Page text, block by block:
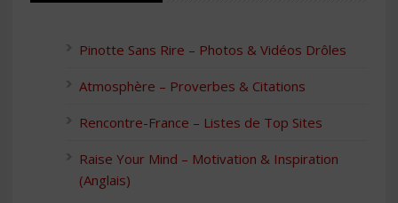
Pinotte Sans Rire – Photos & Vidéos Drôles
Atmosphère – Proverbes & Citations
Rencontre-France – Listes de Top Sites
Raise Your Mind – Motivation & Inspiration
(Anglais)